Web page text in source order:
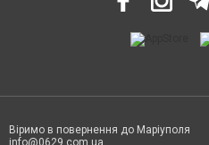
Віримо в повернення до Маріуполя
info@0629.com.ua